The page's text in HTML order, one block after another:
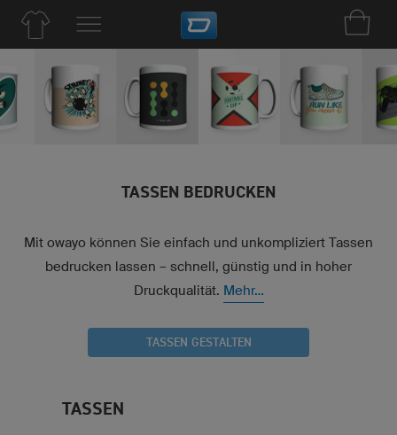
TASSEN BEDRUCKEN
Mit owayo können Sie einfach und unkompliziert Tassen
bedrucken lassen – schnell, günstig und in hoher
Druckqualität. Mehr...
TASSEN GESTALTEN
TASSEN